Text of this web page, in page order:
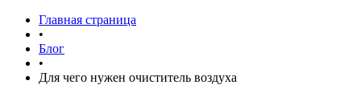
Главная страница
•
Блог
•
Для чего нужен очиститель воздуха